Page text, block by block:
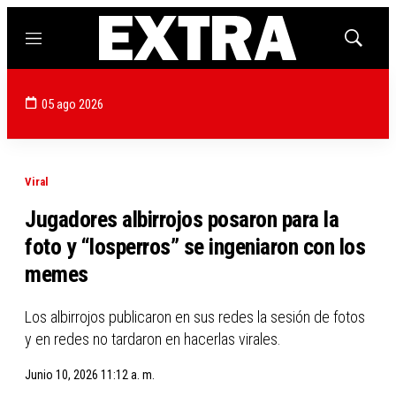
Menú
Mostrar
05 ago 2026
Viral
Jugadores albirrojos posaron para la
foto y “losperros” se ingeniaron con los
memes
Los albirrojos publicaron en sus redes la sesión de fotos
y en redes no tardaron en hacerlas virales.
Junio 10, 2026 11:12 a. m.